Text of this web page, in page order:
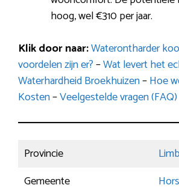
hoog, wel €310 per jaar.
Klik door naar:Waterontharder
voordelen zijn er?–Wat levert het
Waterhardheid Broekhuizen–Hoe
Kosten–Veelgestelde vragen (FAQ)
Provincie
Gemeente